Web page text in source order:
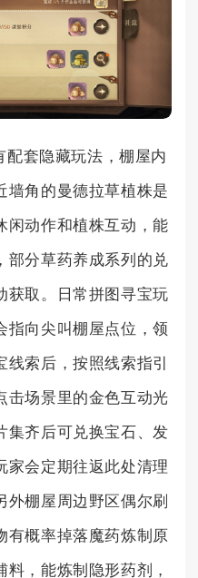
套隐藏玩法，棚屋内
墙角的曼德拉草植株是
闲动作和植株互动，能
部分草药养成系列的兑
获取。日常拼图寻宝玩
指向尖叫棚屋点位，领
索后，按照线索指引
击场景里的金色互动光
集齐后可兑换宝石、发
家会定期往返此处清理
外棚屋周边野区偶尔刷
有概率掉落魔药炼制原
，能炼制隐形药剂，